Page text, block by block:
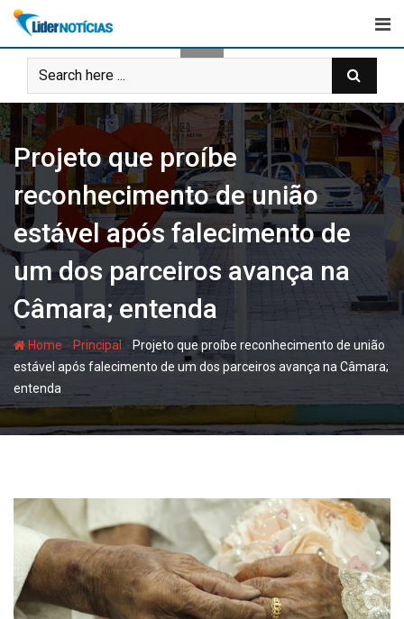
Skip
content
Projeto que proíbe
reconhecimento de união
estável após falecimento de
um dos parceiros avança na
Câmara; entenda
Home - Principal- Projeto que proíbe reconhecimento de união
estável após falecimento de um dos parceiros avança na Câmara;
entenda